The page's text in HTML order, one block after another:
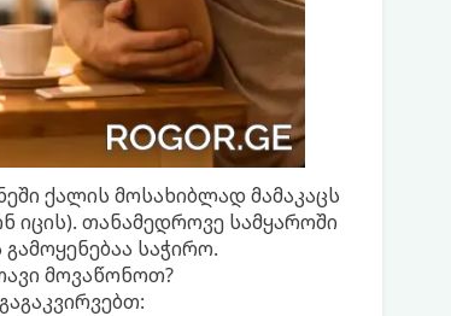
ქალის მოსახიბლად მამაკაცს
იცის). თანამედროვე სამყაროში
საჭირო.
მოვაწონოთ?